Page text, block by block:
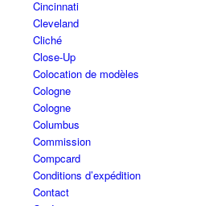
Cincinnati
Cleveland
Cliché
Close-Up
Colocation de modèles
Cologne
Cologne
Columbus
Commission
Compcard
Conditions d’expédition
Contact